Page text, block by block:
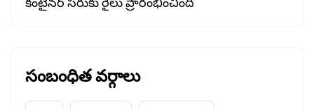
సంబంధిత వర్గాలు